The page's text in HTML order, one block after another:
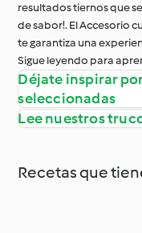
resultados tiernos que
de sabor!. El Accesorio
te garantiza una
Sigue leyendo para
Déjate inspirar
seleccionadas
Lee nuestros
Recetas que